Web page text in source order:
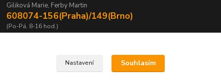
Giliková Marie, Ferby Martin
608074-156(Praha)/149(Brno)
(Po-Pá, 8-16 hod.)
Nastavení Souhlasím